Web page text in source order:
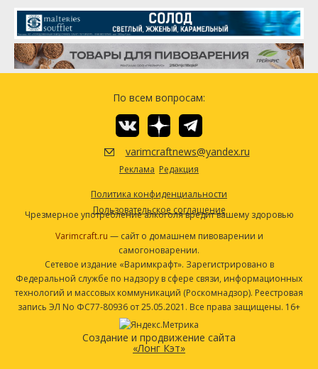
Посмотреть рецепт полностью
Симкое (Simcoe)
50.18 г
Дрожжи
Safale American (DCL/Fermentis
#US-05)
2 шт
Пищевые добавки для дрожжей
0.5 чайная ложка
Посмотреть рецепт полностью
По всем вопросам:
varimcraftnews@yandex.ru
Реклама Редакция
Политика конфиденциальности
Пользовательское соглашение
Чрезмерное употребление алкоголя вредит вашему здоровью
Varimcraft.ru — сайт о домашнем пивоварении и
самогоноварении.
Сетевое издание «Варимкрафт». Зарегистрировано в
Федеральной службе по надзору в сфере связи, информационных
технологий и массовых коммуникаций (Роскомнадзор). Реестровая
запись ЭЛ No ФС77-80936 от 25.05.2021. Все права защищены. 16+
Создание и продвижение сайта
«Лонг Кэт»